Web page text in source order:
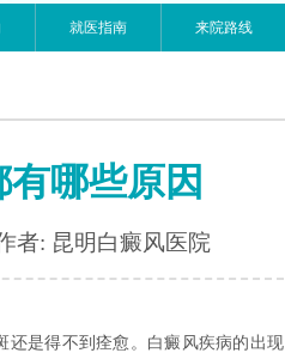
就医指南 来院路线
哪些原因
者: 昆明白癜风医院
还是得不到痊愈。白癜风疾病的出现